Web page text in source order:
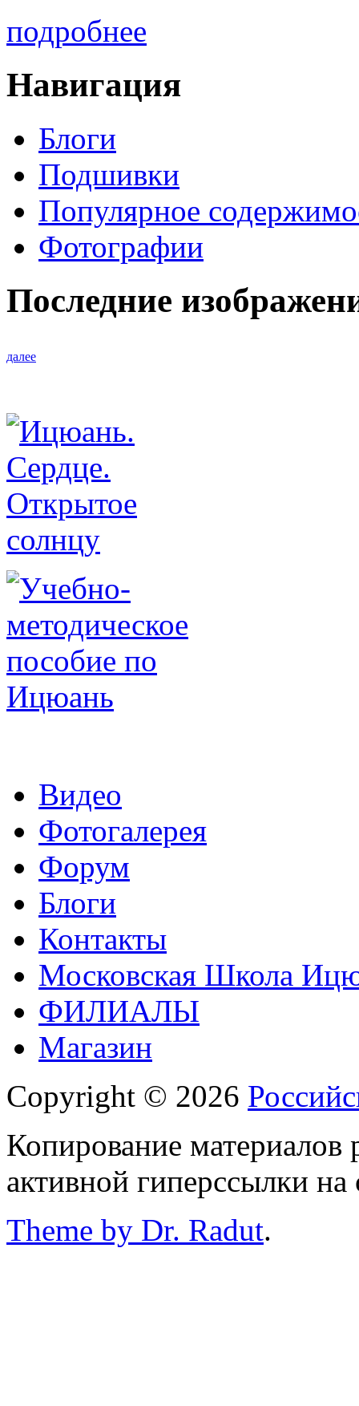
подробнее
Навигация
Блоги
Подшивки
Популярное
Фотографии
Последние
далее
Видео
Фотогалерея
Форум
Блоги
Контакты
Московская Школа
ФИЛИАЛЫ
Магазин
Copyright © 2026
Копирование материалов
активной гиперссылки
Theme by Dr. Radut.